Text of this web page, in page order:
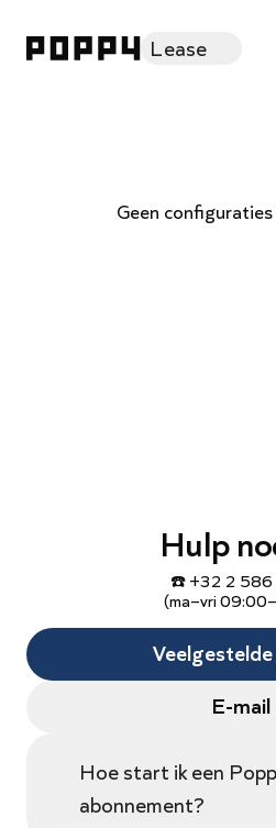
Geen
Hulp
☎️ +32 2 586
(ma–vri
E-mail
Hoe start ik een
abonnement?
Lease